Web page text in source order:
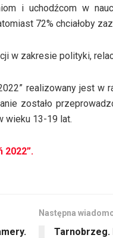
i uchodźcom w
72% chciałoby
w zakresie polityki,
realizowany jest w
zostało
wieku 13-19 lat.
2022”.
Następna
Tarnobrzeg.